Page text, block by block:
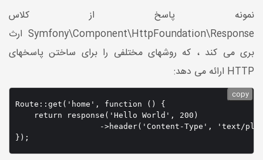
نمونه پاسخ از کلاس
Symfony\Component\HttpFoundation\Response ارث
بری می کند ، که روشهای مختلفی را برای ساختن پاسخهای
HTTP ارائه می دهد:
Route::get('home', function () {
    return response('Hello World', 200)
->header('Content-Type', 'text/
});
copy